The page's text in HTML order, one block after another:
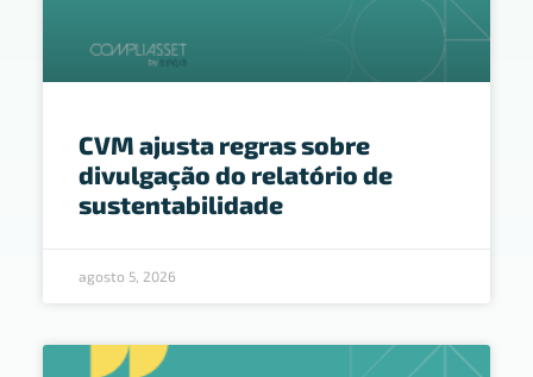
CVM ajusta regras sobre
divulgação do relatório de
sustentabilidade
agosto 5, 2026